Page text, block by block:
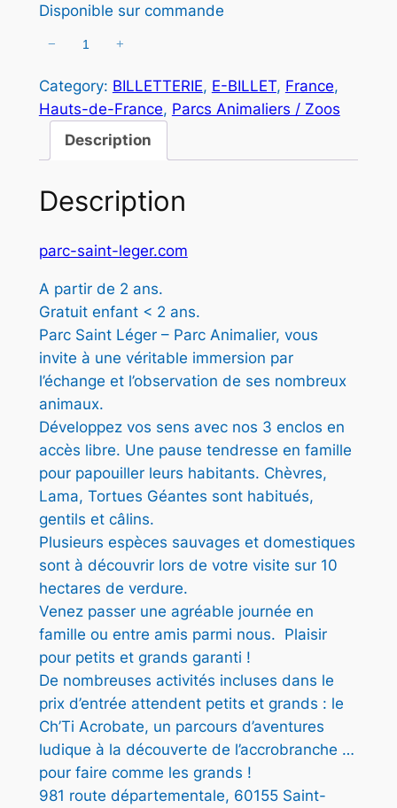
a
é
t
a
t
1
9
,
0
€
.
l
s
t
1
4
5
0
.
Disponible sur commande
a
n
i
é
e
A
R
C
S
A
I
N
T
L
E
G
E
R
–
T
A
R
I
F
U
N
I
− +
Category: BILLETTERIE, E-BILLET, France
Hauts-de-France, Parcs Animaliers / Zoos
Description
Description
parc-saint-leger.com
A partir de 2 ans.
Gratuit enfant < 2 ans.
Parc Saint Léger – Parc Animalier, vous
invite à une véritable immersion par
l’échange et l’observation de ses nombreux
animaux.
Développez vos sens avec nos 3 enclos en
accès libre. Une pause tendresse en famille
pour papouiller leurs habitants. Chèvres,
Lama, Tortues Géantes sont habitués,
gentils et câlins.
Plusieurs espèces sauvages et domestiques
sont à découvrir lors de votre visite sur 10
hectares de verdure.
Venez passer une agréable journée en
famille ou entre amis parmi nous. Plaisir
pour petits et grands garanti !
De nombreuses activités incluses dans le
prix d’entrée attendent petits et grands : le
Ch’Ti Acrobate, un parcours d’aventures
ludique à la découverte de l’accrobranche …
pour faire comme les grands !
981 route départementale, 60155 Saint-